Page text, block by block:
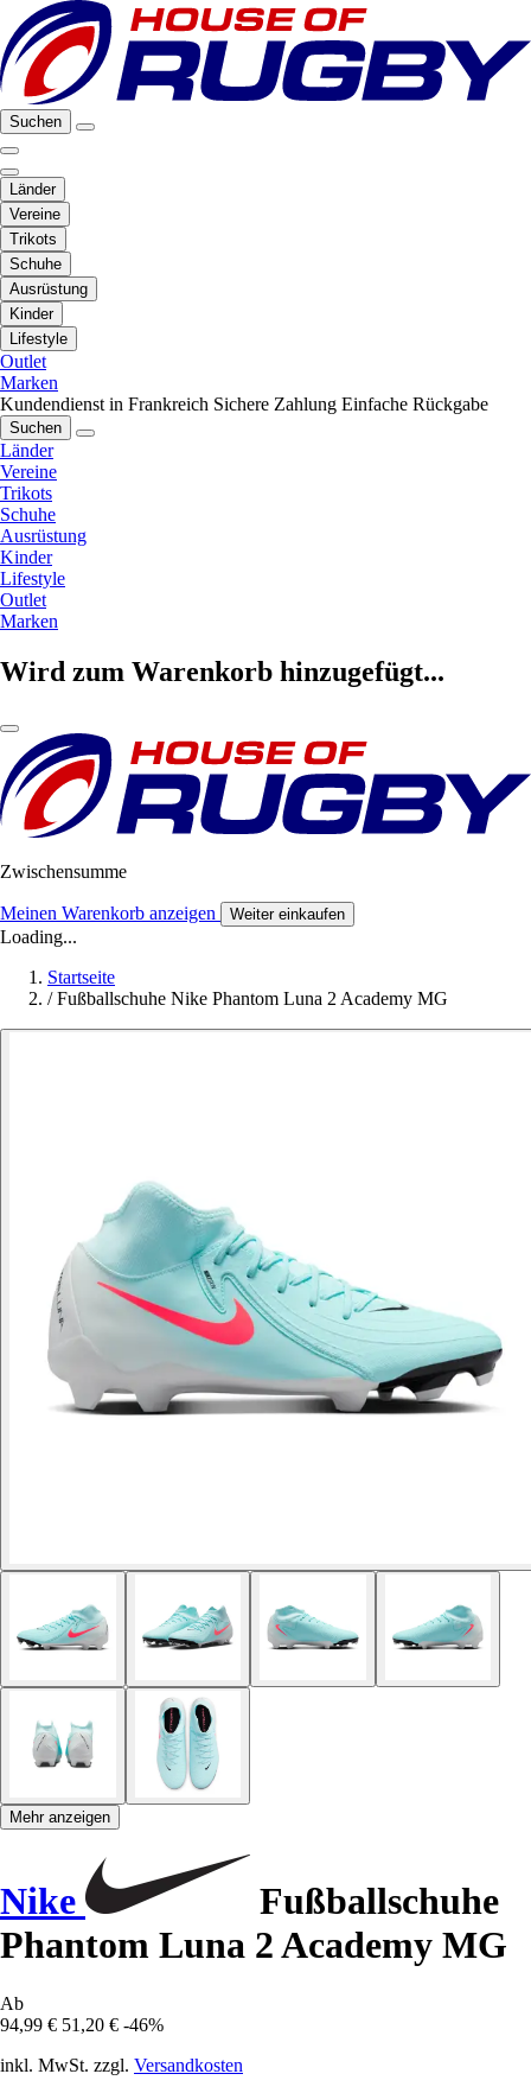
Suchen
Länder
Vereine
Trikots
Schuhe
Ausrüstung
Kinder
Lifestyle
Outlet
Marken
Kundendienst in Frankreich Sichere Zahlung Einfache Rückgabe
Suchen
Länder
Vereine
Trikots
Schuhe
Ausrüstung
Kinder
Lifestyle
Outlet
Marken
Wird zum Warenkorb hinzugefügt...
Zwischensumme
Meinen Warenkorb anzeigen Weiter einkaufen
Loading...
Startseite
/ Fußballschuhe Nike Phantom Luna 2 Academy MG
Mehr anzeigen
Nike
Fußballschuhe
Phantom Luna 2 Academy MG
Ab
94,99 € 51,20 € -46%
inkl. MwSt. zzgl. Versandkosten